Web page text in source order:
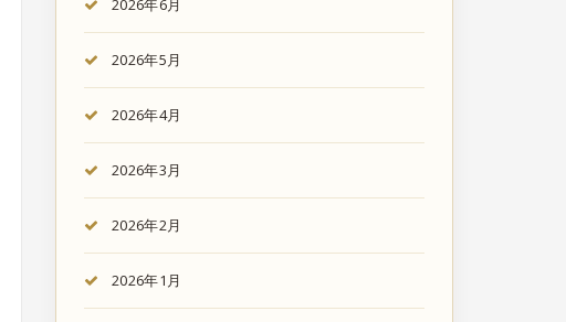
2026年6月
2026年5月
2026年4月
2026年3月
2026年2月
2026年1月